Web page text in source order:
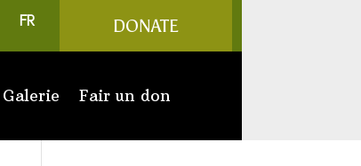
FR DONATE
Galerie Fair un don